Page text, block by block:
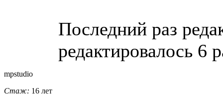
Последний раз
редактировалось 6
mpstudio
Стаж: 16 лет